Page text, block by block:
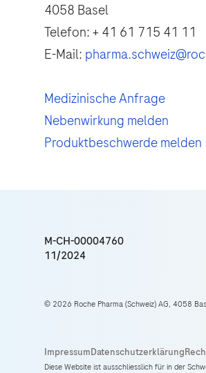
4058 Basel
Telefon: + 41 61 715 41 11
E-Mail:
Medizinische Anfrage
Nebenwirkung melden
Produktbeschwerde melden
M-CH-00004760
11/2024
© 2026 Roche Pharma (Schweiz) AG, 4058
Diese Website ist ausschliesslich für in der